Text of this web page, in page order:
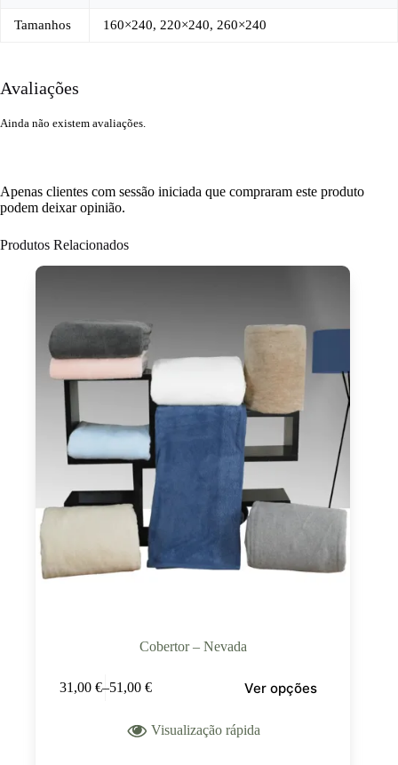
Tamanhos 160×240, 220×240, 260×240
Avaliações
Ainda não existem avaliações.
Apenas clientes com sessão iniciada que compraram este produto
podem deixar opinião.
Produtos Relacionados
Cobertor – Nevada
31,00 €–51,00 € Ver opções
Visualização rápida